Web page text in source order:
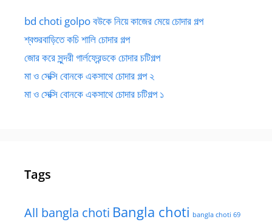
bd choti golpo বউকে নিয়ে কাজের মেয়ে চোদার গল্প
শ্বশুরবাড়িতে কচি শালি চোদার গল্প
জোর করে সুন্দরী গার্লফ্রেন্ডকে চোদার চটিগল্প
মা ও সেক্সি বোনকে একসাথে চোদার গল্প ২
মা ও সেক্সি বোনকে একসাথে চোদার চটিগল্প ১
Tags
All bangla choti Bangla choti bangla choti 69